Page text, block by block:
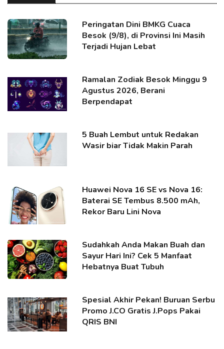
Peringatan Dini BMKG Cuaca
Besok (9/8), di Provinsi Ini Masih
Terjadi Hujan Lebat
Ramalan Zodiak Besok Minggu 9
Agustus 2026, Berani
Berpendapat
5 Buah Lembut untuk Redakan
Wasir biar Tidak Makin Parah
Huawei Nova 16 SE vs Nova 16:
Baterai SE Tembus 8.500 mAh,
Rekor Baru Lini Nova
Sudahkah Anda Makan Buah dan
Sayur Hari Ini? Cek 5 Manfaat
Hebatnya Buat Tubuh
Spesial Akhir Pekan! Buruan Serbu
Promo J.CO Gratis J.Pops Pakai
QRIS BNI